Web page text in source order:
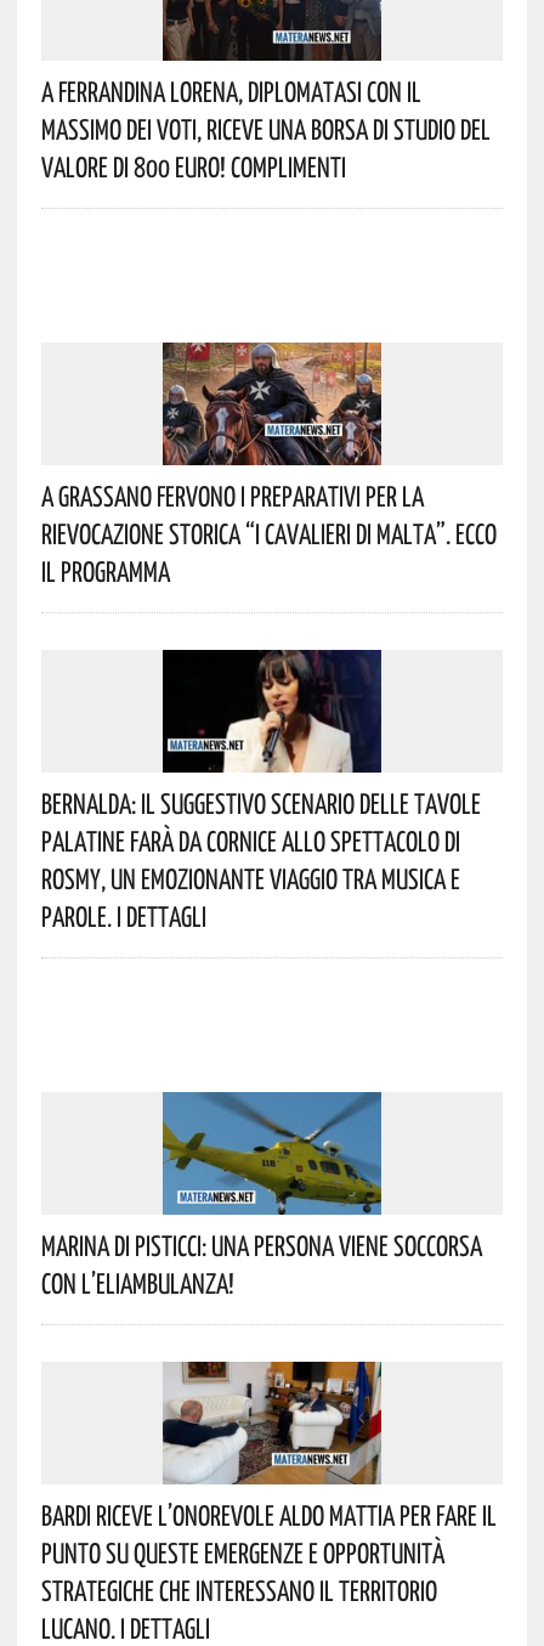
A Ferrandina Lorena, Diplomatasi Con Il
Massimo Dei Voti, Riceve Una Borsa Di Studio Del
Valore Di 800 Euro! Complimenti
A Grassano Fervono I Preparativi Per La
Rievocazione Storica “I CAVALIERI DI MALTA”. Ecco
Il Programma
Bernalda: Il Suggestivo Scenario Delle Tavole
Palatine Farà Da Cornice Allo Spettacolo Di
Rosmy, Un Emozionante Viaggio Tra Musica E
Parole. I Dettagli
Marina Di Pisticci: Una Persona Viene Soccorsa
Con L’eliambulanza!
Bardi Riceve L’onorevole Aldo Mattia Per Fare Il
Punto Su Queste Emergenze E Opportunità
Strategiche Che Interessano Il Territorio
Lucano. I Dettagli